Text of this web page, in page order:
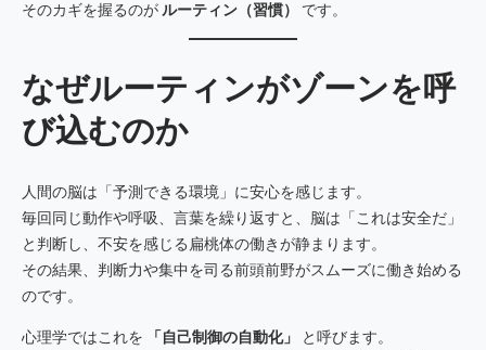
そのカギを握るのが ルーティン（習慣） です。
なぜルーティンがゾーンを呼
び込むのか
人間の脳は「予測できる環境」に安心を感じます。
毎回同じ動作や呼吸、言葉を繰り返すと、脳は「これは安全だ」
と判断し、不安を感じる扁桃体の働きが静まります。
その結果、判断力や集中を司る前頭前野がスムーズに働き始める
のです。
心理学ではこれを 「自己制御の自動化」
と呼びます。